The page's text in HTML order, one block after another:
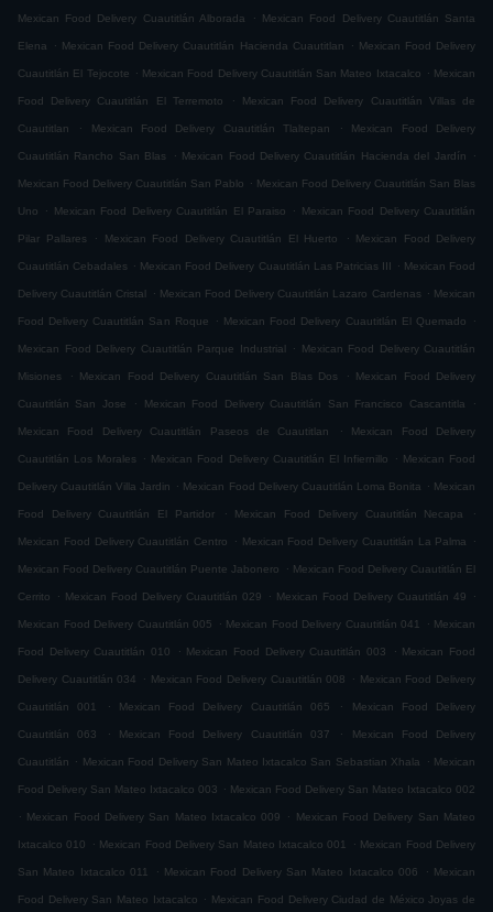
Mexican Food Delivery Cuautitlán Alborada . Mexican Food Delivery Cuautitlán Santa
Elena . Mexican Food Delivery Cuautitlán Hacienda Cuautitlan . Mexican Food Delivery
Cuautitlán El Tejocote . Mexican Food Delivery Cuautitlán San Mateo Ixtacalco . Mexican
Food Delivery Cuautitlán El Terremoto . Mexican Food Delivery Cuautitlán Villas de
Cuautitlan . Mexican Food Delivery Cuautitlán Tlaltepan . Mexican Food Delivery
Cuautitlán Rancho San Blas . Mexican Food Delivery Cuautitlán Hacienda del Jardín .
Mexican Food Delivery Cuautitlán San Pablo . Mexican Food Delivery Cuautitlán San Blas
Uno . Mexican Food Delivery Cuautitlán El Paraiso . Mexican Food Delivery Cuautitlán
Pilar Pallares . Mexican Food Delivery Cuautitlán El Huerto . Mexican Food Delivery
Cuautitlán Cebadales . Mexican Food Delivery Cuautitlán Las Patricias III . Mexican Food
Delivery Cuautitlán Cristal . Mexican Food Delivery Cuautitlán Lazaro Cardenas . Mexican
Food Delivery Cuautitlán San Roque . Mexican Food Delivery Cuautitlán El Quemado .
Mexican Food Delivery Cuautitlán Parque Industrial . Mexican Food Delivery Cuautitlán
Misiones . Mexican Food Delivery Cuautitlán San Blas Dos . Mexican Food Delivery
Cuautitlán San Jose . Mexican Food Delivery Cuautitlán San Francisco Cascantitla .
Mexican Food Delivery Cuautitlán Paseos de Cuautitlan . Mexican Food Delivery
Cuautitlán Los Morales . Mexican Food Delivery Cuautitlán El Infiernillo . Mexican Food
Delivery Cuautitlán Villa Jardin . Mexican Food Delivery Cuautitlán Loma Bonita . Mexican
Food Delivery Cuautitlán El Partidor . Mexican Food Delivery Cuautitlán Necapa .
Mexican Food Delivery Cuautitlán Centro . Mexican Food Delivery Cuautitlán La Palma .
Mexican Food Delivery Cuautitlán Puente Jabonero . Mexican Food Delivery Cuautitlán El
Cerrito . Mexican Food Delivery Cuautitlán 029 . Mexican Food Delivery Cuautitlán 49 .
Mexican Food Delivery Cuautitlán 005 . Mexican Food Delivery Cuautitlán 041 . Mexican
Food Delivery Cuautitlán 010 . Mexican Food Delivery Cuautitlán 003 . Mexican Food
Delivery Cuautitlán 034 . Mexican Food Delivery Cuautitlán 008 . Mexican Food Delivery
Cuautitlán 001 . Mexican Food Delivery Cuautitlán 065 . Mexican Food Delivery
Cuautitlán 063 . Mexican Food Delivery Cuautitlán 037 . Mexican Food Delivery
Cuautitlán . Mexican Food Delivery San Mateo Ixtacalco San Sebastian Xhala . Mexican
Food Delivery San Mateo Ixtacalco 003 . Mexican Food Delivery San Mateo Ixtacalco 002
. Mexican Food Delivery San Mateo Ixtacalco 009 . Mexican Food Delivery San Mateo
Ixtacalco 010 . Mexican Food Delivery San Mateo Ixtacalco 001 . Mexican Food Delivery
San Mateo Ixtacalco 011 . Mexican Food Delivery San Mateo Ixtacalco 006 . Mexican
Food Delivery San Mateo Ixtacalco . Mexican Food Delivery Ciudad de México Joyas de